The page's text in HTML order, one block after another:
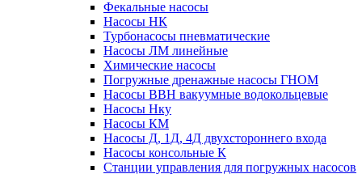
Фекальные насосы
Насосы НК
Турбонасосы пневматические
Насосы ЛМ линейные
Химические насосы
Погружные дренажные насосы ГНОМ
Насосы ВВН вакуумные водокольцевые
Насосы Нку
Насосы КМ
Насосы Д, 1Д, 4Д двухстороннего входа
Насосы консольные К
Станции управления для погружных насосов